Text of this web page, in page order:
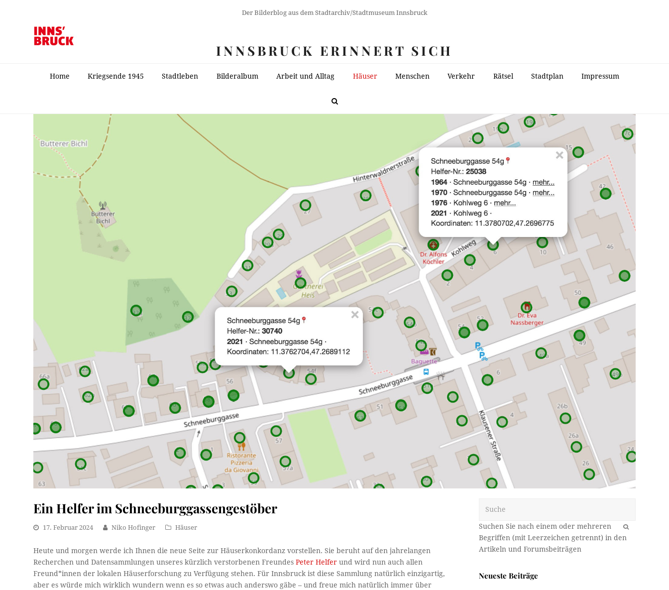
Der Bilderblog aus dem Stadtarchiv/Stadtmuseum Innsbruck
INNSBRUCK ERINNERT SICH
Home Kriegsende 1945 Stadtleben Bilderalbum Arbeit und Alltag Häuser Menschen Verkehr Rätsel Stadtplan Impressum
Ein Helfer im Schneeburggassengestöber
17. Februar 2024 Niko Hofinger Häuser
Heute und morgen werde ich Ihnen die neue Seite zur Häuserkonkordanz vorstellen. Sie beruht auf den jahrelangen
Recherchen und Datensammlungen unseres kürzlich verstorbenen FreundesPeter Helfer und wird nun auch allen
Freund*innen der lokalen Häuserforschung zu Verfügung stehen. Für Innsbruck ist diese Sammlung natürlich einzigartig,
aber es würde mich wirklich wundern wenn es so etwas auch anderswo gäbe – und freue mich natürlich immer über
OK
Neueste Beiträge